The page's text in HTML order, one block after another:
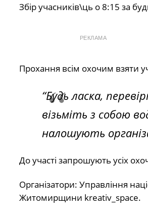
Збір учасників\ць о 8:15 за
РЕКЛАМА
Прохання всім охочим взяти
“Будь ласка,
візьміть з собою
налошують
До участі запрошують усіх
Організатори: Управління
Житомирщини kreativ_space.